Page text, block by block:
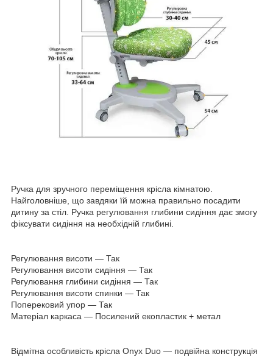
Ручка для зручного переміщення крісла кімнатою.
Найголовніше, що завдяки їй можна правильно посадити
дитину за стіл. Ручка регулювання глибини сидіння дає змогу
фіксувати сидіння на необхідній глибині.
Регулювання висоти — Так
Регулювання висоти сидіння — Так
Регулювання глибини сидіння — Так
Регулювання висоти спинки — Так
Поперековий упор — Так
Матеріал каркаса — Посилений екопластик + метал
Відмітна особливість крісла Onyx Duo — подвійна конструкція